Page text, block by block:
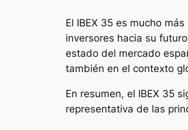
El IBEX 35 es mucho
inversores hacia su
estado del mercado
también en el contexto
En resumen, el IBEX 35
representativa de las